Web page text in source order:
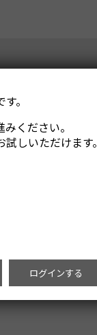
。
ください。
しいただけます。
ログインする